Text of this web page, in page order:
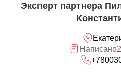
Эксперт партнера
Написано